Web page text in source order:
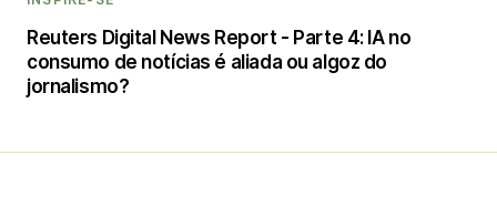
Reuters Digital News Report - Parte 4: IA no
consumo de notícias é aliada ou algoz do
jornalismo?